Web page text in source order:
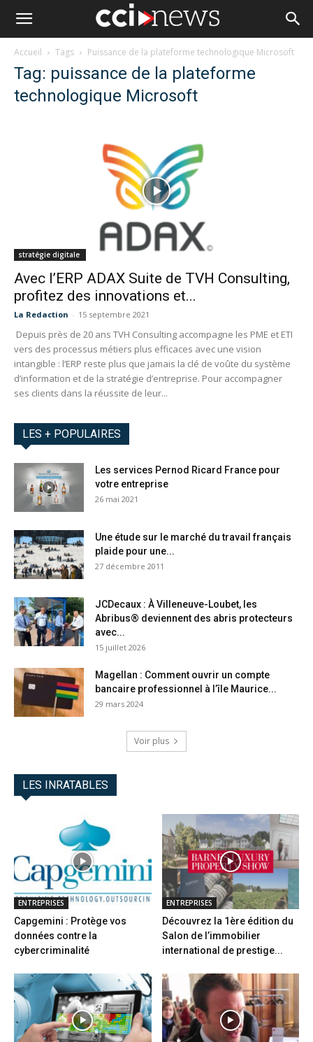
Accueil Tags Puissance de la plateforme technologique Microsoft
Tag: puissance de la plateforme
technologique Microsoft
stratégie digitale
Avec l’ERP ADAX Suite de TVH Consulting,
profitez des innovations et...
La Redaction - 15 septembre 2021
Depuis près de 20 ans TVH Consulting accompagne les PME et ETI
vers des processus métiers plus efficaces avec une vision
intangible : l’ERP reste plus que jamais la clé de voûte du système
d’information et de la stratégie d’entreprise. Pour accompagner
ses clients dans la réussite de leur...
LES + POPULAIRES
Les services Pernod Ricard France pour
votre entreprise
26 mai 2021
Une étude sur le marché du travail français
plaide pour une...
27 décembre 2011
JCDecaux : À Villeneuve-Loubet, les
Abribus® deviennent des abris protecteurs
avec...
15 juillet 2026
Magellan : Comment ouvrir un compte
bancaire professionnel à l’île Maurice...
29 mars 2024
Voir plus
LES INRATABLES
ENTREPRISES
Capgemini : Protège vos
données contre la
cybercriminalité
ENTREPRISES
Découvrez la 1ère édition du
Salon de l’immobilier
international de prestige...